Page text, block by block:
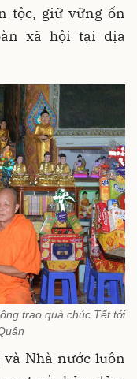
tộc, giữ vững ổn
xã hội tại địa
trao quà chúc Tết tới
Nhà nước luôn